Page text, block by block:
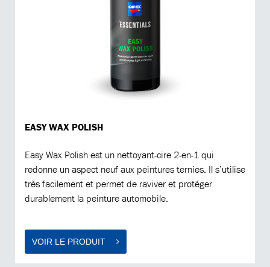
EASY WAX POLISH
Easy Wax Polish est un nettoyant-cire 2-en-1 qui
redonne un aspect neuf aux peintures ternies. Il s’utilise
très facilement et permet de raviver et protéger
durablement la peinture automobile.
VOIR LE PRODUIT